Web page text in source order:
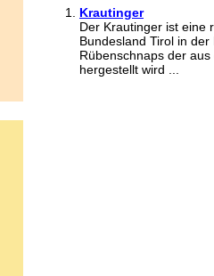
Krautinger
Der Krautinger ist eine
Bundesland Tirol in
Rübenschnaps der
hergestellt wird ...